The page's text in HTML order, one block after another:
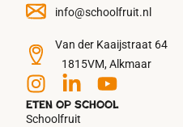
Eten op school
Schoolfruit
info@schoolfruit.nl
Van der Kaaijstraat 64
1815VM, Alkmaar